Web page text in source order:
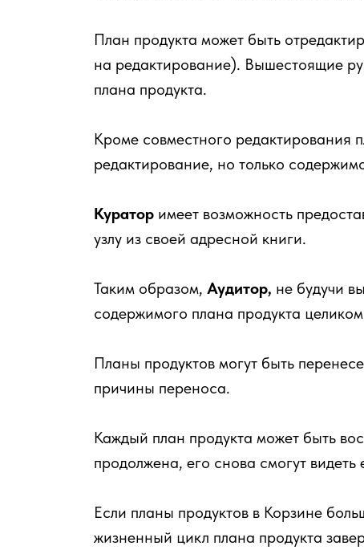
План продукта может быть
на редактирование). Вышестоящие
плана продукта.
Кроме совместного редактирования
редактирование, но только
Куратор имеет возможность
узлу из своей адресной книги.
Таким образом, Аудитор, не будучи
содержимого плана продукта
Планы продуктов могут быть
причины переноса.
Каждый план продукта может быть
продолжена, его снова смогут
Если планы продуктов в Корзине
жизненный цикл плана продукта